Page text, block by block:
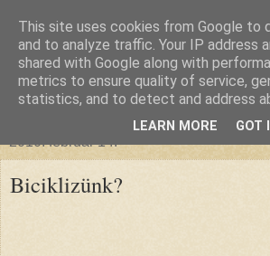
glanthor
egy tündebarát a való világban
2010. február 14.
Biciklizünk?
This site uses cookies from Google to
and to analyze traffic. Your IP address
shared with Google along with
metrics to ensure quality of service,
statistics, and to detect and address
LEARN MORE GOT